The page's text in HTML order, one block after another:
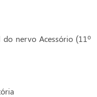
nervo Acessório (11º